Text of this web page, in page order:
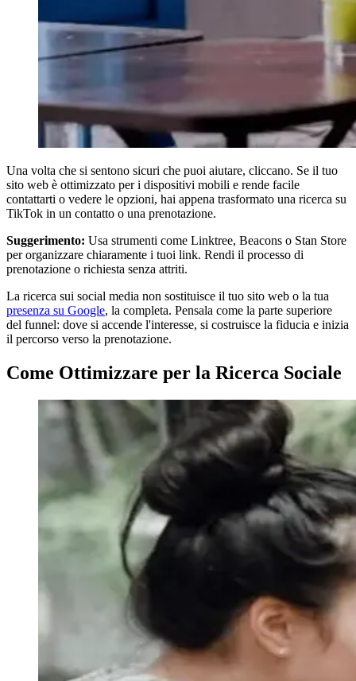
Una volta che si sentono sicuri che puoi aiutare, cliccano. Se il tuo
sito web è ottimizzato per i dispositivi mobili e rende facile
contattarti o vedere le opzioni, hai appena trasformato una ricerca su
TikTok in un contatto o una prenotazione.
Suggerimento: Usa strumenti come Linktree, Beacons o Stan Store
per organizzare chiaramente i tuoi link. Rendi il processo di
prenotazione o richiesta senza attriti.
La ricerca sui social media non sostituisce il tuo sito web o la tua
presenza su Google, la completa. Pensala come la parte superiore
del funnel: dove si accende l'interesse, si costruisce la fiducia e inizia
il percorso verso la prenotazione.
Come Ottimizzare per la Ricerca Sociale